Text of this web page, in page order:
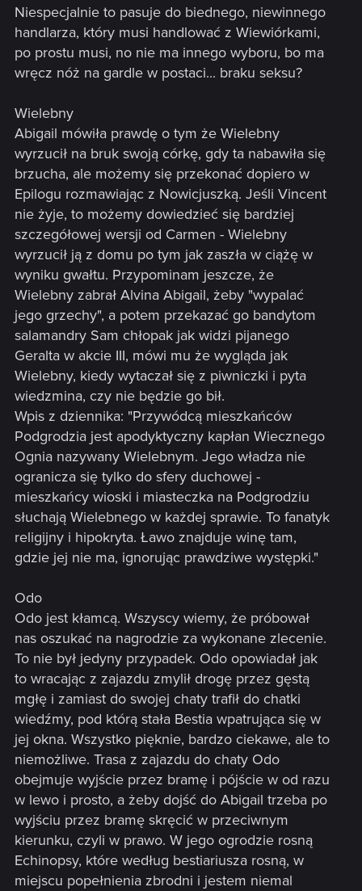
Niespecjalnie to pasuje do biednego, niewinnego
handlarza, który musi handlować z Wiewiórkami,
po prostu musi, no nie ma innego wyboru, bo ma
wręcz nóż na gardle w postaci... braku seksu?
Wielebny
Abigail mówiła prawdę o tym że Wielebny
wyrzucił na bruk swoją córkę, gdy ta nabawiła się
brzucha, ale możemy się przekonać dopiero w
Epilogu rozmawiając z Nowicjuszką. Jeśli Vincent
nie żyje, to możemy dowiedzieć się bardziej
szczegółowej wersji od Carmen - Wielebny
wyrzucił ją z domu po tym jak zaszła w ciążę w
wyniku gwałtu. Przypominam jeszcze, że
Wielebny zabrał Alvina Abigail, żeby "wypalać
jego grzechy", a potem przekazać go bandytom
salamandry Sam chłopak jak widzi pijanego
Geralta w akcie III, mówi mu że wygląda jak
Wielebny, kiedy wytaczał się z piwniczki i pyta
wiedzmina, czy nie będzie go bił.
Wpis z dziennika: "Przywódcą mieszkańców
Podgrodzia jest apodyktyczny kapłan Wiecznego
Ognia nazywany Wielebnym. Jego władza nie
ogranicza się tylko do sfery duchowej -
mieszkańcy wioski i miasteczka na Podgrodziu
słuchają Wielebnego w każdej sprawie. To fanatyk
religijny i hipokryta. Ławo znajduje winę tam,
gdzie jej nie ma, ignorując prawdziwe występki."
Odo
Odo jest kłamcą. Wszyscy wiemy, że próbował
nas oszukać na nagrodzie za wykonane zlecenie.
To nie był jedyny przypadek. Odo opowiadał jak
to wracając z zajazdu zmylił drogę przez gęstą
mgłę i zamiast do swojej chaty trafił do chatki
wiedźmy, pod którą stała Bestia wpatrująca się w
jej okna. Wszystko pięknie, bardzo ciekawe, ale to
niemożliwe. Trasa z zajazdu do chaty Odo
obejmuje wyjście przez bramę i pójście w od razu
w lewo i prosto, a żeby dojść do Abigail trzeba po
wyjściu przez bramę skręcić w przeciwnym
kierunku, czyli w prawo. W jego ogrodzie rosną
Echinopsy, które według bestiariusza rosną, w
miejscu popełnienia zbrodni i jestem niemal